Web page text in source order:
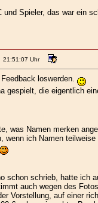
und Spieler, das war ein
21:51:07 Uhr
loswerden.
gespielt, die eigentlich
was Namen merken
wenn ich Namen
schon schrieb, hatte ich
auch wegen des
Vorstellung, auf einer